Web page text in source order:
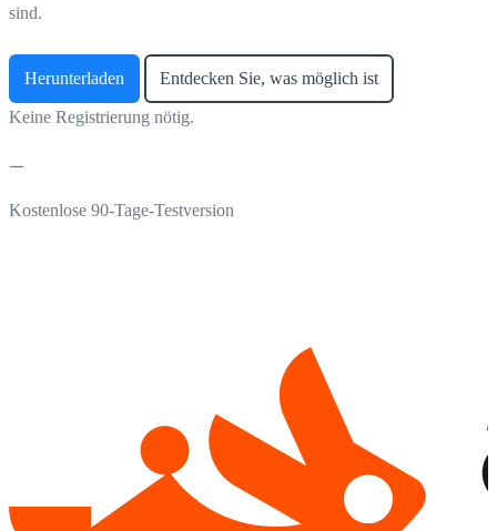
sind.
Herunterladen Entdecken Sie, was möglich ist
Keine Registrierung nötig.
Kostenlose 90-Tage-Testversion